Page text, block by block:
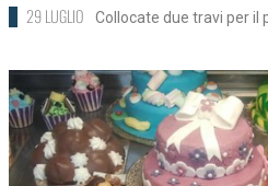
29 LUGLIO Collocate due travi per il